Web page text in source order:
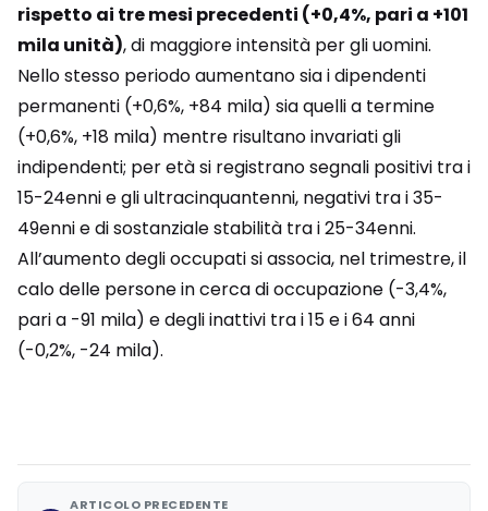
rispetto ai tre mesi precedenti (+0,4%, pari a +101
mila unità), di maggiore intensità per gli uomini.
Nello stesso periodo aumentano sia i dipendenti
permanenti (+0,6%, +84 mila) sia quelli a termine
(+0,6%, +18 mila) mentre risultano invariati gli
indipendenti; per età si registrano segnali positivi tra i
15-24enni e gli ultracinquantenni, negativi tra i 35-
49enni e di sostanziale stabilità tra i 25-34enni.
All’aumento degli occupati si associa, nel trimestre, il
calo delle persone in cerca di occupazione (-3,4%,
pari a -91 mila) e degli inattivi tra i 15 e i 64 anni
(-0,2%, -24 mila).
ARTICOLO PRECEDENTE